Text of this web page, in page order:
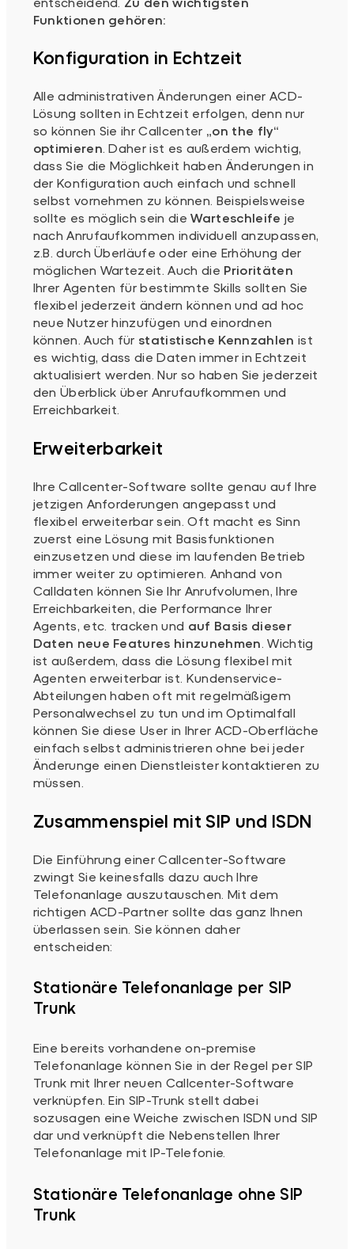
Funktionen gehören:
Konfiguration in Echtzeit
Alle administrativen Änderungen einer ACD-
Lösung sollten in Echtzeit erfolgen, denn nur
so können Sie ihr Callcenter „on the fly“
optimieren. Daher ist es außerdem wichtig,
dass Sie die Möglichkeit haben Änderungen in
der Konfiguration auch einfach und schnell
selbst vornehmen zu können. Beispielsweise
sollte es möglich sein dieWarteschleife je
nach Anrufaufkommen individuell anzupassen,
z.B. durch Überläufe oder eine Erhöhung der
möglichen Wartezeit. Auch die Prioritäten
Ihrer Agenten für bestimmte Skills sollten Sie
flexibel jederzeit ändern können und ad hoc
neue Nutzer hinzufügen und einordnen
können. Auch für statistische Kennzahlen ist
es wichtig, dass die Daten immer in Echtzeit
aktualisiert werden. Nur so haben Sie jederzeit
den Überblick über Anrufaufkommen und
Erreichbarkeit.
Erweiterbarkeit
Ihre Callcenter-Software sollte genau auf Ihre
jetzigen Anforderungen angepasst und
flexibel erweiterbar sein. Oft macht es Sinn
zuerst eine Lösung mit Basisfunktionen
einzusetzen und diese im laufenden Betrieb
immer weiter zu optimieren. Anhand von
Calldaten können Sie Ihr Anrufvolumen, Ihre
Erreichbarkeiten, die Performance Ihrer
Agents, etc. tracken und auf Basis dieser
Daten neue Features hinzunehmen. Wichtig
ist außerdem, dass die Lösung flexibel mit
Agenten erweiterbar ist. Kundenservice-
Abteilungen haben oft mit regelmäßigem
Personalwechsel zu tun und im Optimalfall
können Sie diese User in Ihrer ACD-Oberfläche
einfach selbst administrieren ohne bei jeder
Änderunge einen Dienstleister kontaktieren zu
müssen.
Zusammenspiel mit SIP und ISDN
Die Einführung einer Callcenter-Software
zwingt Sie keinesfalls dazu auch Ihre
Telefonanlage auszutauschen. Mit dem
richtigen ACD-Partner sollte das ganz Ihnen
überlassen sein. Sie können daher
entscheiden:
Stationäre Telefonanlage per SIP
Trunk
Eine bereits vorhandene on-premise
Telefonanlage können Sie in der Regel per SIP
Trunk mit Ihrer neuen Callcenter-Software
verknüpfen. Ein SIP-Trunk stellt dabei
sozusagen eine Weiche zwischen ISDN und SIP
dar und verknüpft die Nebenstellen Ihrer
Telefonanlage mit IP-Telefonie.
Stationäre Telefonanlage ohne SIP
Trunk